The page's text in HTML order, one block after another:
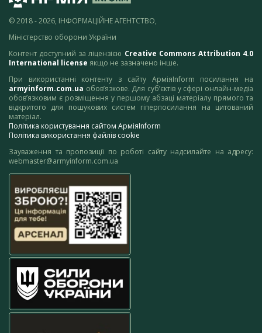
© 2018 - 2026, ІНФОРМАЦІЙНЕ АГЕНТСТВО,
Міністерство оборони України
Контент доступний за ліцензією Creative Commons Attribution 4.0
International license якщо не зазначено інше.
При використанні контенту з сайту АрміяInform посилання на
armyinform.com.ua обов’язкове. Для суб’єктів у сфері онлайн-медіа
обов’язковим є розміщення у першому абзаці матеріалу прямого та
відкритого для пошукових систем гіперпосилання на цитований
матеріал.
Політика користування сайтом АрміяInform
Політика використання файлів cookie
Зауваження та пропозиції по роботі сайту надсилайте на адресу:
webmaster@armyinform.com.ua